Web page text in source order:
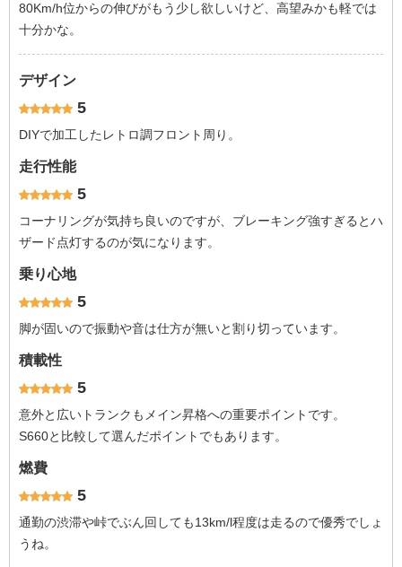
80Km/h位からの伸びがもう少し欲しいけど、高望みかも軽では
十分かな。
デザイン
5
DIYで加工したレトロ調フロント周り。
走行性能
5
コーナリングが気持ち良いのですが、ブレーキング強すぎるとハ
ザード点灯するのが気になります。
乗り心地
5
脚が固いので振動や音は仕方が無いと割り切っています。
積載性
5
意外と広いトランクもメイン昇格への重要ポイントです。
S660と比較して選んだポイントでもあります。
燃費
5
通勤の渋滞や峠でぶん回しても13km/l程度は走るので優秀でしょ
うね。